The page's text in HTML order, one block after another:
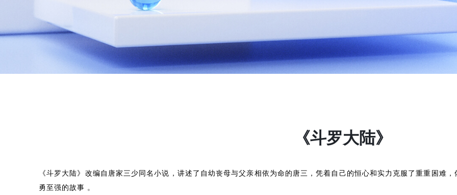
《斗罗大陆》
《斗罗大陆》改编自唐家三少同名小说，讲述了自幼丧母与父亲相依为命的唐三，凭着自己的恒心和实力克服了重重困难
勇至强的故事 。